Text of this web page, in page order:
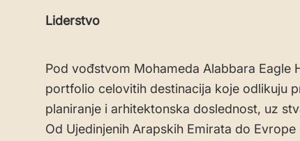
Liderstvo
Pod vođstvom Mohameda Alabbara Eagle
portfolio celovitih destinacija koje odlikuju
planiranje i arhitektonska doslednost, uz
Od Ujedinjenih Arapskih Emirata do